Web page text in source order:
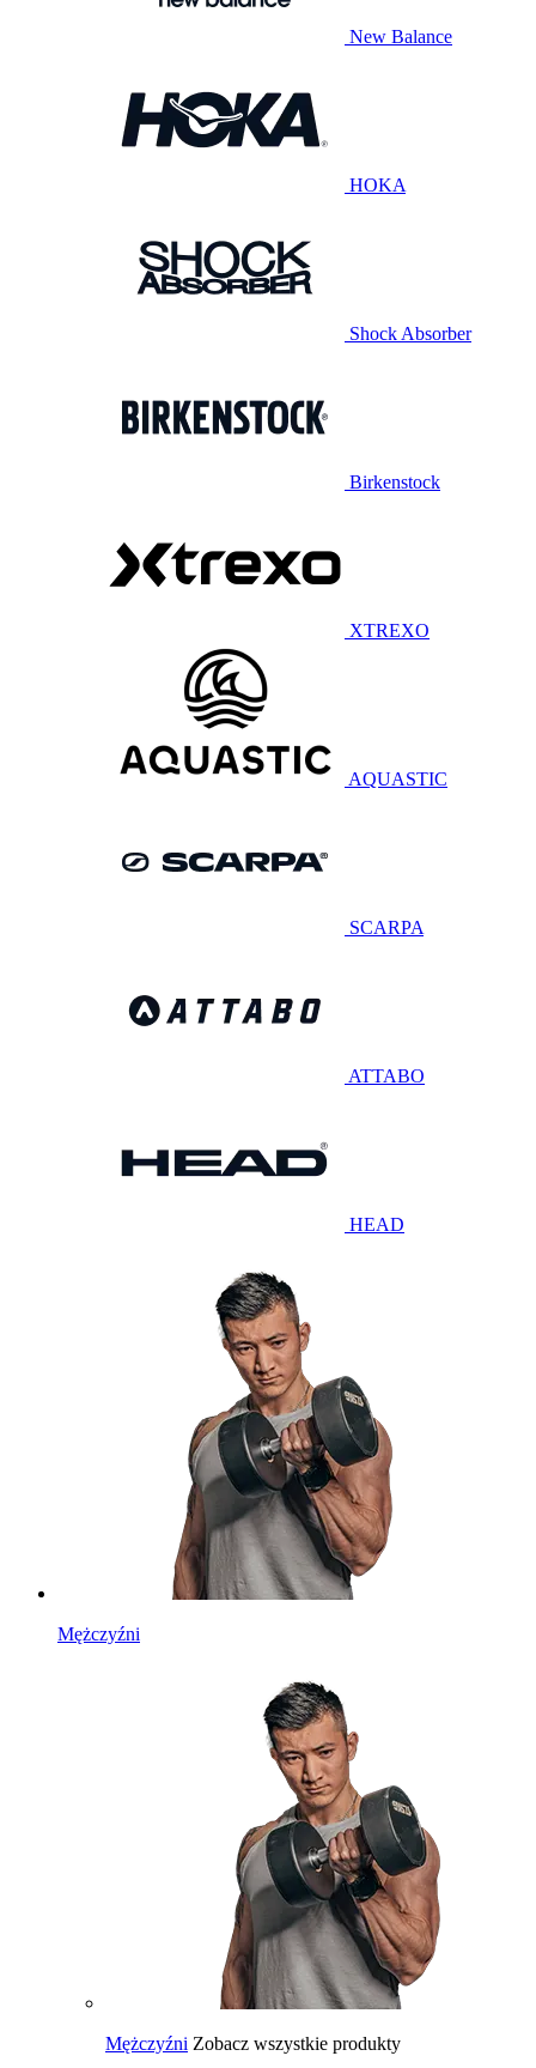
New Balance
HOKA
Shock Absorber
Birkenstock
XTREXO
AQUASTIC
SCARPA
ATTABO
HEAD
Mężczyźni
Mężczyźni Zobacz wszystkie produkty